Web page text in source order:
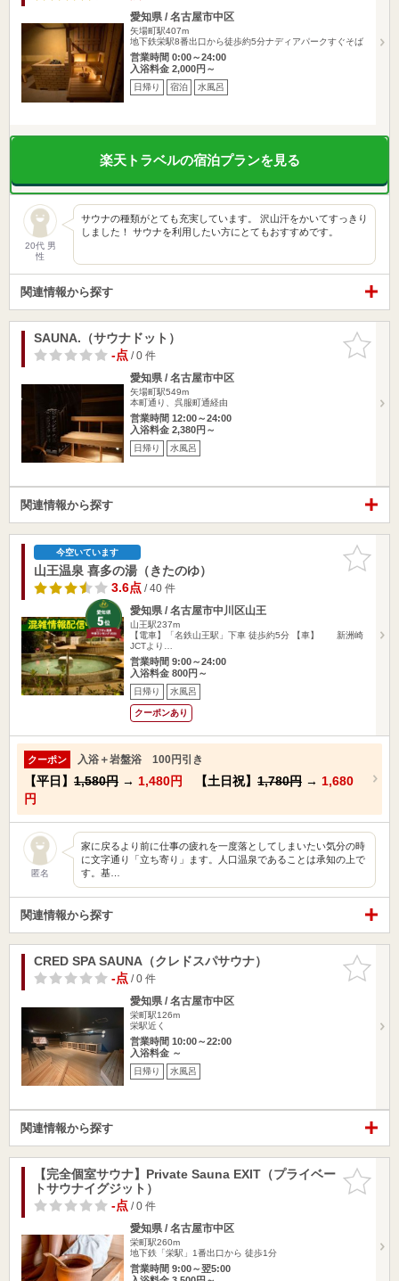
愛知県 / 名古屋市中区
矢場町駅407m
地下鉄栄駅8番出口から徒歩約5分ナディアパークすぐそば
営業時間 0:00～24:00
入浴料金 2,000円～
日帰り 宿泊 水風呂
楽天トラベルの宿泊プランを見る
20代 男
性
サウナの種類がとても充実しています。 沢山汗をかいてすっきり
しました！ サウナを利用したい方にとてもおすすめです。
関連情報から探す
お気に入
りに追加
SAUNA.（サウナドット）
-点/ 0 件
愛知県 / 名古屋市中区
矢場町駅549m
本町通り、呉服町通経由
営業時間 12:00～24:00
入浴料金 2,380円～
日帰り 水風呂
関連情報から探す
お気に入
りに追加
今空いています
山王温泉 喜多の湯（きたのゆ）
3.6点/ 40 件
愛知県 / 名古屋市中川区山王
山王駅237m
【電車】「名鉄山王駅」下車 徒歩約5分 【車】 新洲崎
JCTより…
営業時間 9:00～24:00
入浴料金 800円～
日帰り 水風呂
クーポンあり
クーポン 入浴＋岩盤浴 100円引き
【平日】 1,580円 → 1,480円 【土日祝】 1,780円 → 1,680
円
匿名
家に戻るより前に仕事の疲れを一度落としてしまいたい気分の時
に文字通り「立ち寄り」ます。人口温泉であることは承知の上で
す。基…
関連情報から探す
お気に入
りに追加
CRED SPA SAUNA（クレドスパサウナ）
-点/ 0 件
愛知県 / 名古屋市中区
栄町駅126m
栄駅近く
営業時間 10:00～22:00
入浴料金 ～
日帰り 水風呂
関連情報から探す
お気に入
りに追加
【完全個室サウナ】Private Sauna EXIT（プライベー
トサウナイグジット）
-点/ 0 件
愛知県 / 名古屋市中区
栄町駅260m
地下鉄「栄駅」1番出口から 徒歩1分
営業時間 9:00～翌5:00